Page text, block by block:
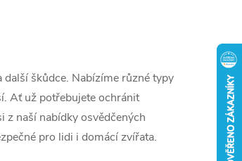
další škůdce. Nabízíme různé typy
Ať už potřebujete ochránit
z naší nabídky osvědčených
pro lidi i domácí zvířata.